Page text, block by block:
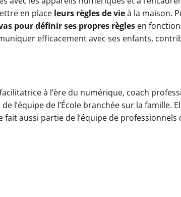
en place leurs règles de vieà la maison.
pour définir ses propres règles en
efficacement avec ses enfants,
à l’ère du numérique, coach
l’équipe de l’École branchée sur la famille.
aussi partie de l’équipe de professionnels